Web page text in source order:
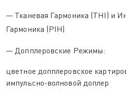
— Тканевая Гармоника (THI) и
Гармоника (PIH)
— Допплеровские Режимы:
цветное допплеровское
импульсно-волновой доплер